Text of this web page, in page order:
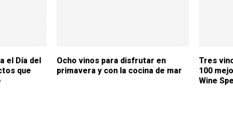
el Día del
que
Ocho vinos para disfrutar en
primavera y con la cocina de mar
Tres
100
Wine